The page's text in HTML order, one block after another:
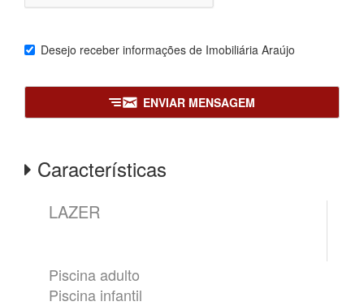
Desejo receber informações de Imobiliária Araújo
ENVIAR MENSAGEM
Características
LAZER
Piscina adulto
Piscina infantil